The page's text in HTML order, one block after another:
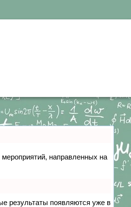
направленных на
результаты появляются уже в